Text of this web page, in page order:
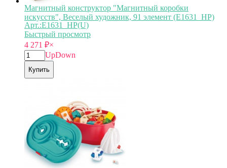
Магнитный конструктор "Магнитный коробки
искусств", Веселый художник, 91 элемент (E1631_HP)
Арт.:E1631_HP(U)
Быстрый просмотр
4 271 ₽×
UpDown
Купить